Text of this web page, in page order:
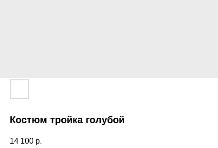
Костюм тройка голубой
14 100 р.